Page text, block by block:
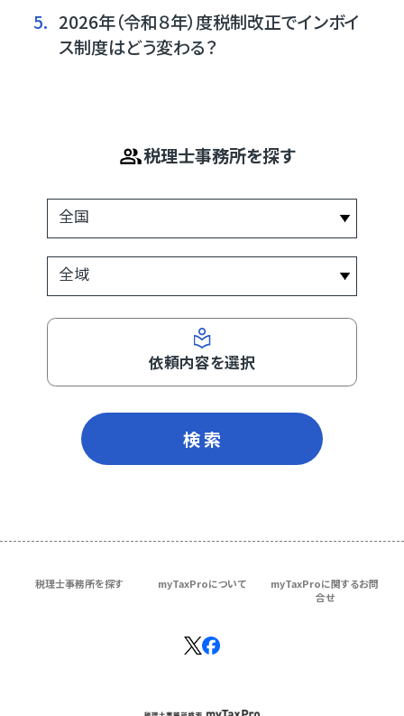
5. 2026年（令和８年）度税制改正でインボイ
ス制度はどう変わる？
税理士事務所を探す
依頼内容を選択
検 索
税理士事務所を探す myTaxProについて
myTaxProに関するお問
合せ